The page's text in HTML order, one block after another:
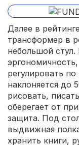
Далее в
трансформер в
небольшой стул.
регулировать
наклоняется до
рисовать,
оберегает от
защита. Под
выдвижная
хранить книги,